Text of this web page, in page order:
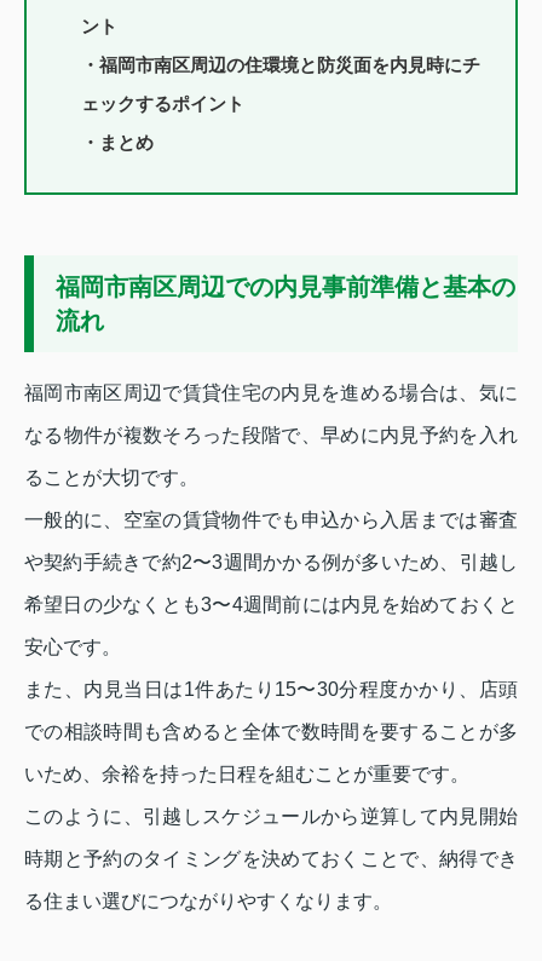
ント
・福岡市南区周辺の住環境と防災面を内見時にチ
ェックするポイント
・まとめ
福岡市南区周辺での内見事前準備と基本の
流れ
福岡市南区周辺で賃貸住宅の内見を進める場合は、気に
なる物件が複数そろった段階で、早めに内見予約を入れ
ることが大切です。
一般的に、空室の賃貸物件でも申込から入居までは審査
や契約手続きで約2〜3週間かかる例が多いため、引越し
希望日の少なくとも3〜4週間前には内見を始めておくと
安心です。
また、内見当日は1件あたり15〜30分程度かかり、店頭
での相談時間も含めると全体で数時間を要することが多
いため、余裕を持った日程を組むことが重要です。
このように、引越しスケジュールから逆算して内見開始
時期と予約のタイミングを決めておくことで、納得でき
る住まい選びにつながりやすくなります。